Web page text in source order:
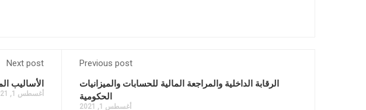
Previous post
الرقابة الداخلية والمراجعة المالية للحسابات والميزانيات
الحكومية
أغسطس 1, 2021
Next post
الأساليب
أغسطس 1, 2021